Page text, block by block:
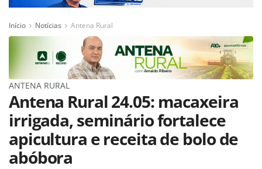
Início Notícias Antena Rural
ANTENA RURAL
Antena Rural 24.05: macaxeira
irrigada, seminário fortalece
apicultura e receita de bolo de
abóbora